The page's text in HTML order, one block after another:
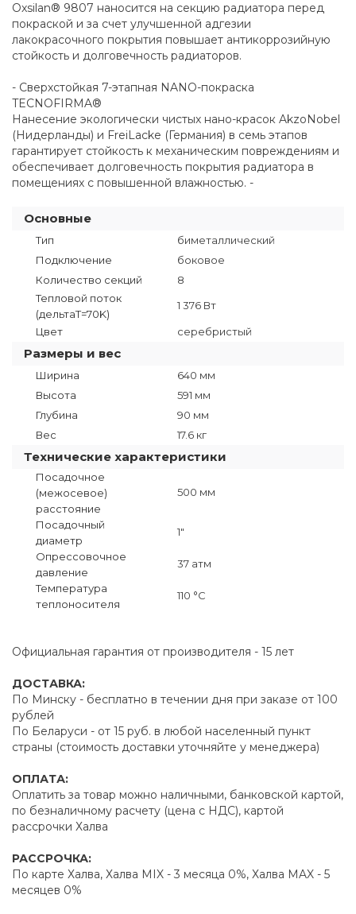
Oxsilan® 9807 наносится на секцию радиатора перед
покраской и за счет улучшенной адгезии
лакокрасочного покрытия повышает антикоррозийную
стойкость и долговечность радиаторов.
- Сверхстойкая 7-этапная NANO-покраска
TECNOFIRMA®
Нанесение экологически чистых нано-красок AkzoNobel
(Нидерланды) и FreiLacke (Германия) в семь этапов
гарантирует стойкость к механическим повреждениям и
обеспечивает долговечность покрытия радиатора в
помещениях с повышенной влажностью. -
Основные
Тип
биметаллический
Подключение
боковое
Количество секций
8
Тепловой поток
(дельтаT=70K)
1 376 Вт
Цвет серебристый
Размеры и вес
Ширина
640 мм
Высота
591 мм
Глубина
90 мм
Вес
17.6 кг
Технические характеристики
Посадочное
(межосевое)
расстояние
500 мм
Посадочный
диаметр
1"
Опрессовочное
давление
37 атм
Температура
теплоносителя
110 °C
Официальная гарантия от производителя - 15 лет
ДОСТАВКА:
По Минску - бесплатно в течении дня при заказе от 100
рублей
По Беларуси - от 15 руб. в любой населенный пункт
страны (стоимость доставки уточняйте у менеджера)
ОПЛАТА:
Оплатить за товар можно наличными, банковской картой,
по безналичному расчету (цена с НДС), картой
рассрочки Халва
РАССРОЧКА:
По карте Халва, Халва MIX - 3 месяца 0%, Халва MAX - 5
месяцев 0%